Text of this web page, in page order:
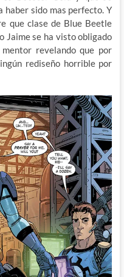
haber sido mas perfecto. Y
que clase de Blue Beetle
Jaime se ha visto obligado
revelando que por
rediseño horrible por